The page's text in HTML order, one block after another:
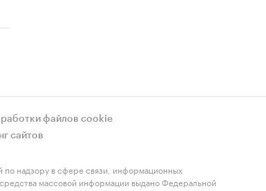
файлов cookie
сайтов
надзору в сфере связи, информационных
массовой информации выдано Федеральной